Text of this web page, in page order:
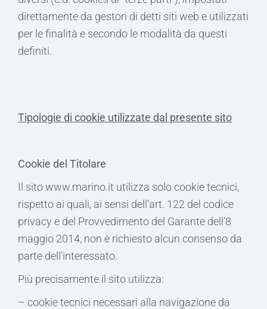
direttamente da gestori di detti siti web e utilizzati
per le finalità e secondo le modalità da questi
definiti.
Tipologie di cookie utilizzate dal presente sito
Cookie del Titolare
Il sito www.marino.it utilizza solo cookie tecnici,
rispetto ai quali, ai sensi dell’art. 122 del codice
privacy e del Provvedimento del Garante dell’8
maggio 2014, non è richiesto alcun consenso da
parte dell’interessato.
Più precisamente il sito utilizza:
– cookie tecnici necessari alla navigazione da